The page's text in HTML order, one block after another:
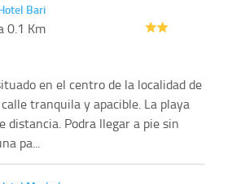
Bari
0.1 Km
en el centro de la localidad de
tranquila y apacible. La playa
distancia. Podra llegar a pie sin
pa...